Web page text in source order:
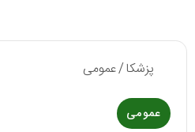
پزشکا/عمومی
عمومی